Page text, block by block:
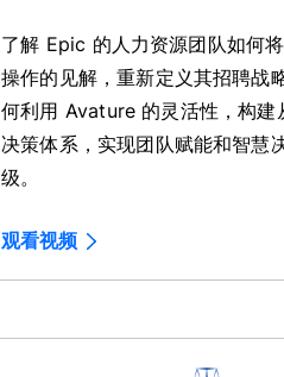
了解 Epic 的人力资源团队如何
操作的见解，重新定义其招聘战
何利用 Avature 的灵活性，构建
决策体系，实现团队赋能和智慧
级。
观看视频